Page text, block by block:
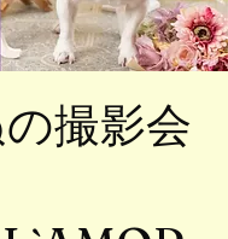
撮影会